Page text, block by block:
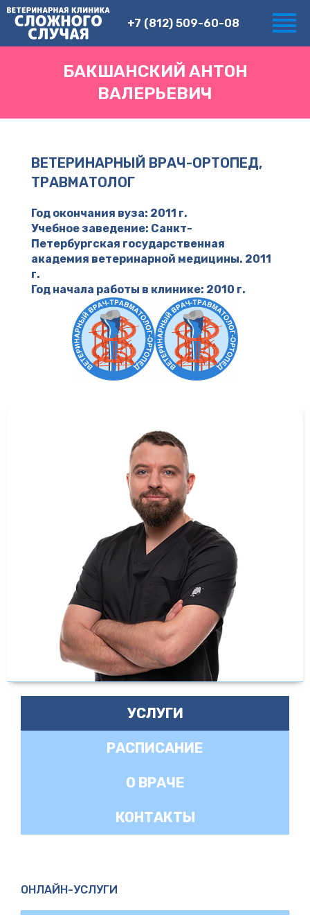
+7 (812) 509-60-08
БАКШАНСКИЙ АНТОН
ВАЛЕРЬЕВИЧ
ВЕТЕРИНАРНЫЙ ВРАЧ-ОРТОПЕД,
ТРАВМАТОЛОГ
Год окончания вуза: 2011 г.
Учебное заведение: Санкт-
Петербургская государственная
академия ветеринарной медицины. 2011
г.
Год начала работы в клинике: 2010 г.
УСЛУГИ
РАСПИСАНИЕ
О ВРАЧЕ
КОНТАКТЫ
ОНЛАЙН-УСЛУГИ